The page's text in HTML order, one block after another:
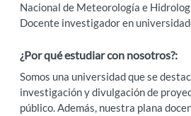
Nacional de Meteorología e
Docente investigador en
¿Por qué estudiar con nosotros?:
Somos una universidad que se
investigación y divulgación de
público. Además, nuestra plana